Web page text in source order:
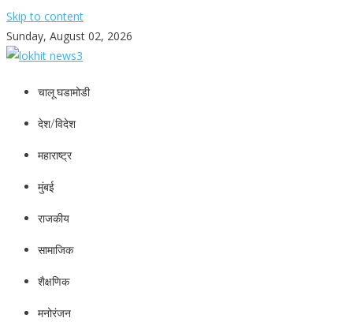
Skip to content
Sunday, August 02, 2026
lokhit news3
lokhit news 3
चालू घडामोडी
देश/विदेश
महाराष्ट्र
मुंबई
राजकीय
सामाजिक
शैक्षणिक
मनोरंजन